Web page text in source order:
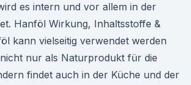
es intern und vor allem in der
Hanföl Wirkung, Inhaltsstoffe &
kann vielseitig verwendet werden
nur als Naturprodukt für die
findet auch in der Küche und der